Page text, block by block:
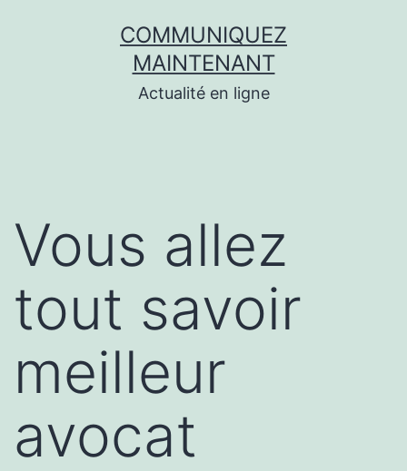
COMMUNIQUEZ
MAINTENANT
Actualité en ligne
Vous allez
tout savoir
meilleur
avocat